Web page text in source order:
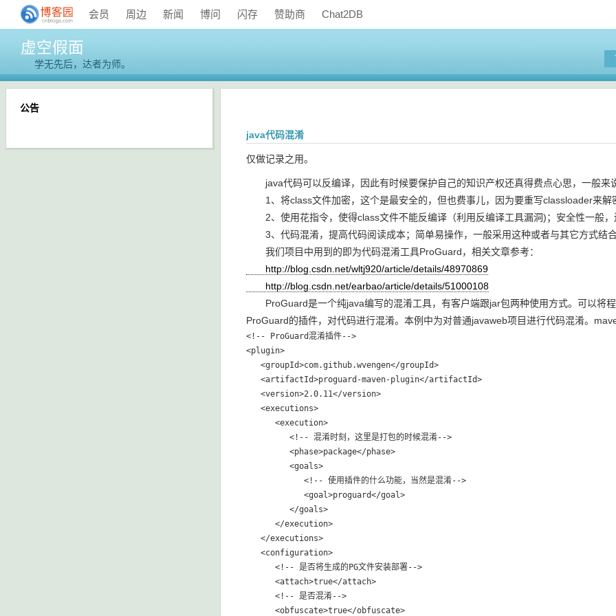
会员 周边 新闻 博问 闪存 赞助商 Chat2DB
虚空假面
学无先后，达者为师。
java代码混淆
仅做记录之用。
java代码可以反编译，因此有时候要保护自己的知识产权还真得费点心思，一般来
1、将class文件加密，这个是最安全的，但也费事儿，因为要重写classloader来解
2、使用花指令，使得class文件不能反编译（利用反编译工具漏洞)；安全性一般，
3、代码混淆，提高代码阅读成本；简单易操作，一般采用这种或者与其它方式结合
我们项目中用到的即为代码混淆工具ProGuard，相关文章参考：
http://blog.csdn.net/wltj920/article/details/48970869
http://blog.csdn.net/earbao/article/details/51000108
ProGuard是一个纯java编写的混淆工具，有客户端跟jar包两种使用方式。可以将
ProGuard的插件，对代码进行混淆。本例中为对普通javaweb项目进行代码混淆。
<!-- ProGuard混淆插件-->
<plugin>
   <groupId>com.github.wvengen</groupId>
   <artifactId>proguard-maven-plugin</artifactId>
   <version>2.0.11</version>
   <executions>
      <execution>
         <!-- 混淆时刻，这里是打包的时候混淆-->
         <phase>package</phase>
         <goals>
            <!-- 使用插件的什么功能，当然是混淆-->
            <goal>proguard</goal>
         </goals>
      </execution>
   </executions>
   <configuration>
      <!-- 是否将生成的PG文件安装部署-->
      <attach>true</attach>
      <!-- 是否混淆-->
      <obfuscate>true</obfuscate>
公告